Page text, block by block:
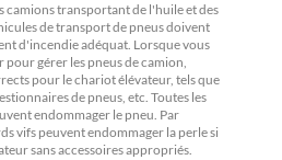
camions transportant de l'huile et des
de transport de pneus doivent
d'incendie adéquat. Lorsque vous
gérer les pneus de camion,
pour le chariot élévateur, tels que
de pneus, etc. Toutes les
endommager le pneu. Par
vifs peuvent endommager la perle si
sans accessoires appropriés.